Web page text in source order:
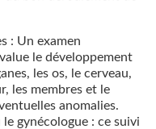
: Un examen
le développement
les os, le cerveau,
les membres et le
anomalies.
gynécologue : ce suivi